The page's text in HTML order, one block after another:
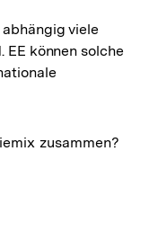
viele
EE können solche
zusammen?